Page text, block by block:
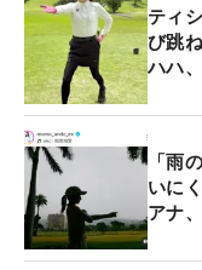
ティ
び跳
ハハ
「雨
いに
アナ